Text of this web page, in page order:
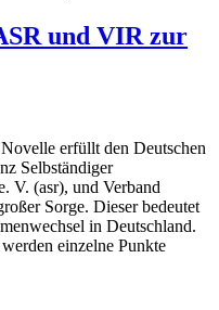
und VIR zur
erfüllt den Deutschen
Selbständiger
V. (asr), und Verband
Sorge. Dieser bedeutet
in Deutschland.
einzelne Punkte